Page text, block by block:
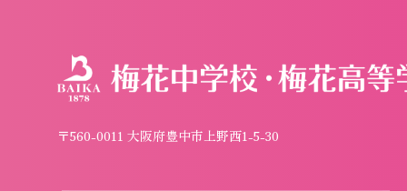
〒560-0011 大阪府豊中市上野西1-5-30